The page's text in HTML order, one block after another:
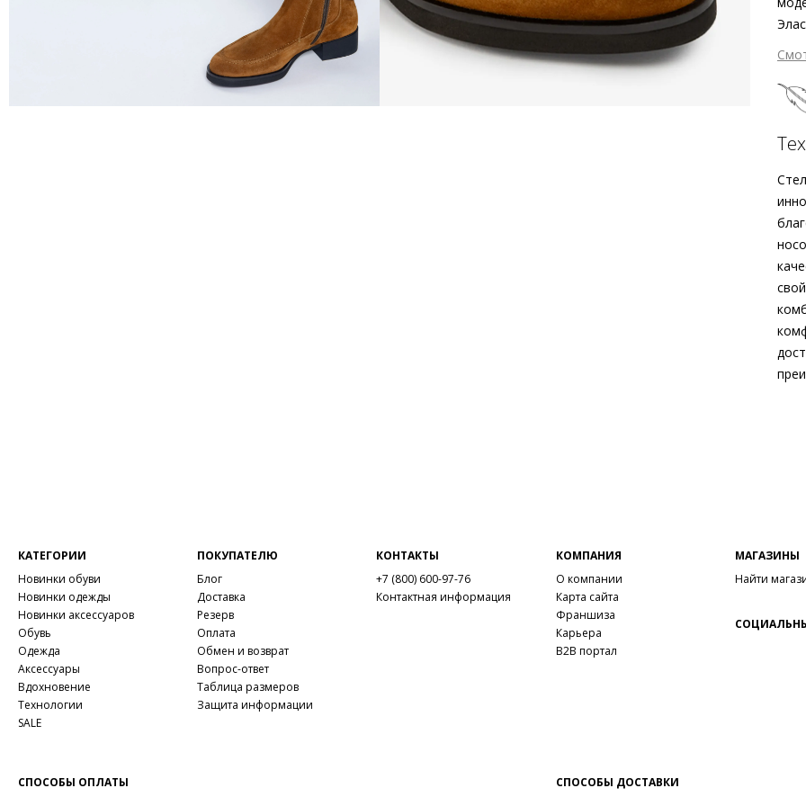
КАТЕГОРИИ
Новинки обуви
Новинки одежды
Новинки аксессуаров
Обувь
Одежда
Аксессуары
Вдохновение
Технологии
SALE
ПОКУПАТЕЛЮ
Блог
Доставка
Резерв
Оплата
Обмен и возврат
Вопрос-ответ
Таблица размеров
Защита информации
КОНТАКТЫ
+7 (800) 600-97-76
Контактная информация
КОМПАНИЯ
О компании
Карта сайта
Франшиза
Карьера
B2B портал
МАГАЗИНЫ
Найти
СПОСОБЫ ОПЛАТЫ СПОСОБЫ ДОСТАВКИ